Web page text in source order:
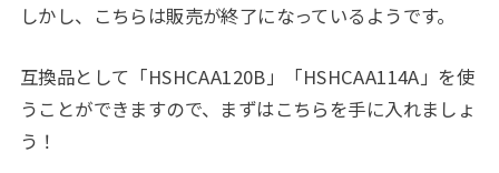
しかし、こちらは販売が終了になっているようです。
互換品として「HSHCAA120B」「HSHCAA114A」を使
うことができますので、まずはこちらを手に入れましょ
う！